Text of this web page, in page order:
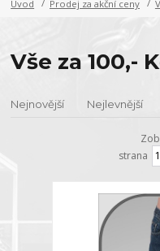
Úvod Prodej za akční ceny
Vše za 100,-
Nejnovější Nejlevnější
strana